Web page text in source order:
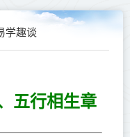
学趣谈
五行相生章